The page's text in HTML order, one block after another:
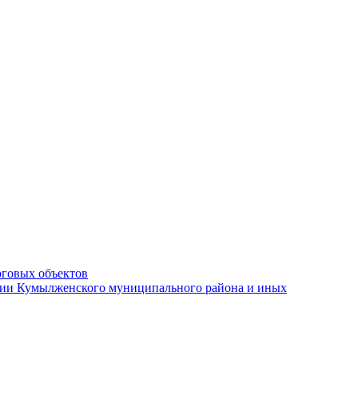
объектов
Кумылженского муниципального района и иных